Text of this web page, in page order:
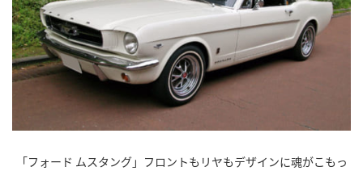
「フォード ムスタング」フロントもリヤもデザインに魂がこもっ